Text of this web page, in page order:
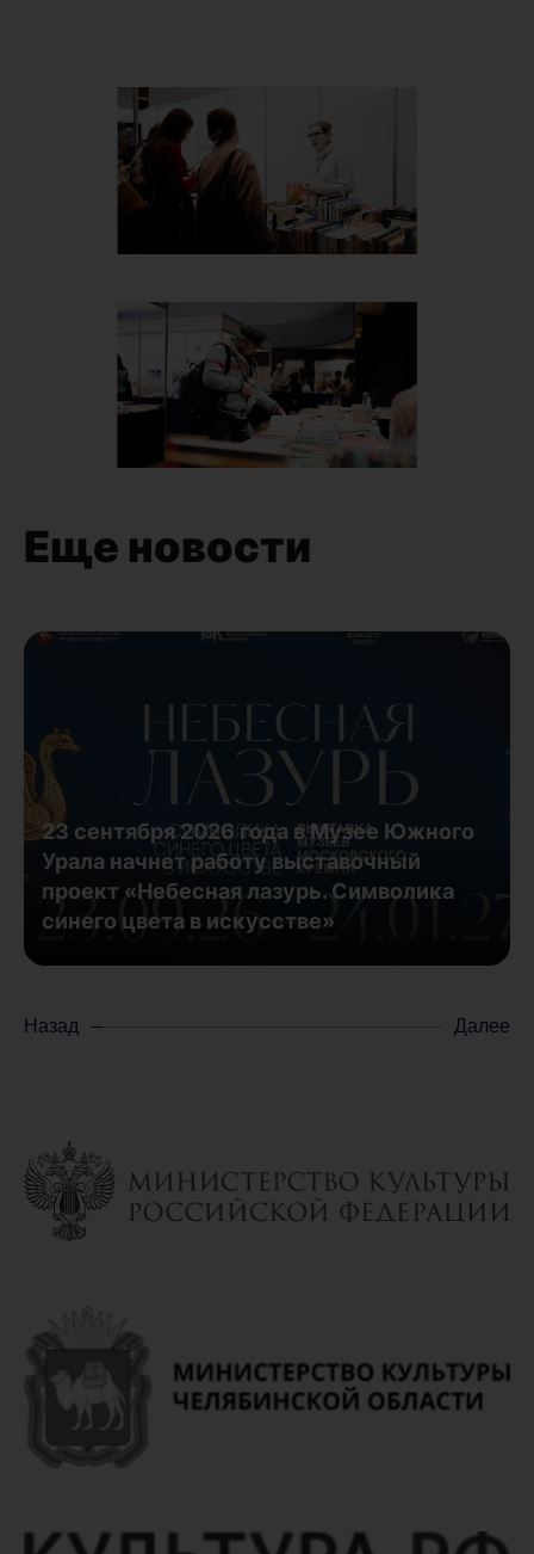
Еще новости
23 сентября 2026 года в Музее Южного
Урала начнет работу выставочный
проект «Небесная лазурь. Символика
синего цвета в искусстве»
Назад Далее